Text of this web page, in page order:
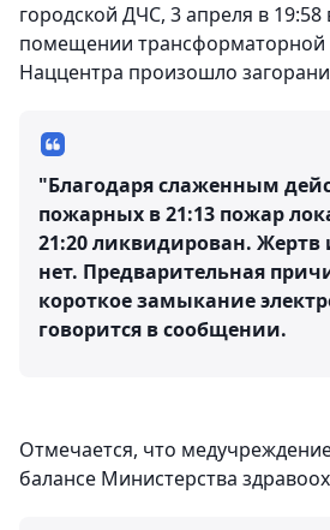
городской ДЧС, 3 апреля в
помещении трансформаторной
Наццентра произошло
"Благодаря слаженным
пожарных в 21:13 пожар
21:20 ликвидирован.
нет. Предварительная
короткое замыкание
говорится в сообщении.
Отмечается, что
балансе Министерства